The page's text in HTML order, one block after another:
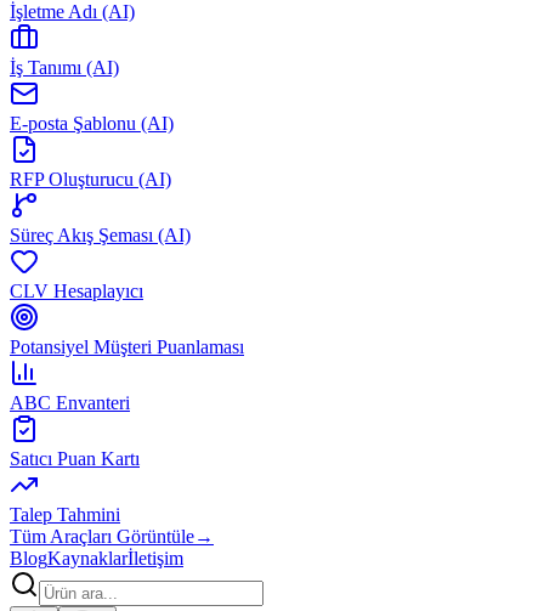
İşletme Adı (AI)
İş Tanımı (AI)
E-posta Şablonu (AI)
RFP Oluşturucu (AI)
Süreç Akış Şeması (AI)
CLV Hesaplayıcı
Potansiyel Müşteri Puanlaması
ABC Envanteri
Satıcı Puan Kartı
Talep Tahmini
Tüm Araçları Görüntüle→
BlogKaynaklarİletişim